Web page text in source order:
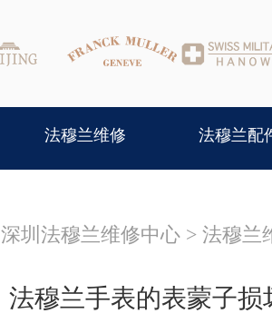
法穆兰维修 法穆兰配
深圳法穆兰维修中心 > 法穆兰
法穆兰手表的表蒙子损